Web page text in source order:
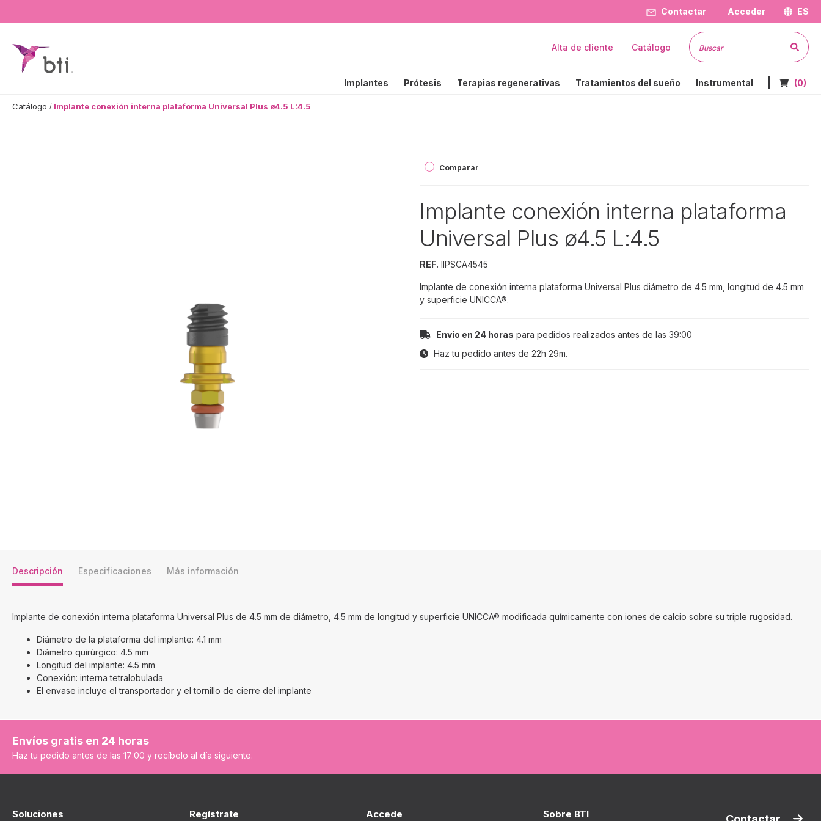
Contactar Acceder ES
BTI - Human Tecnology
Implantes Prótesis Terapias regenerativas Tratamientos del sueño Instrumental Nº de
(0)
Alta de cliente Catálogo
Catálogo Implante conexión interna plataforma Universal Plus ø4.5 L:4.5
Comparar
Implante conexión interna plataforma
Universal Plus ø4.5 L:4.5
REF. IIPSCA4545
Implante de conexión interna plataforma Universal Plus diámetro de 4.5 mm, longitud de 4.5 mm
y superficie UNICCA®.
Envío en 24 horas para pedidos realizados antes de las 39:00
Haz tu pedido antes de 22h 29m.
Descripción Especificaciones Más información
Implante de conexión interna plataforma Universal Plus de 4.5 mm de diámetro, 4.5 mm de longitud y superficie UNICCA® modificada químicamente con iones de calcio sobre su triple rugosidad.
Diámetro de la plataforma del implante: 4.1 mm
Diámetro quirúrgico: 4.5 mm
Longitud del implante: 4.5 mm
Conexión: interna tetralobulada
El envase incluye el transportador y el tornillo de cierre del implante
Envíos gratis en 24 horas
Haz tu pedido antes de las 17:00 y recíbelo al día siguiente.
Soluciones Regístrate Accede Sobre BTI